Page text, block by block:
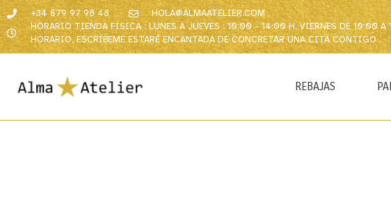
+34 679 97 98 48
HOLA@ALMAATELIER.COM
HORARIO TIENDA FÍSICA : LUNES A JUEVES : 10:00 - 14:00 H. VIERNES DE 10:00 A
HORARIO, ESCRÍBEME ESTARÉ ENCANTADA DE CONCRETAR UNA CITA CONTIGO .
REBAJAS